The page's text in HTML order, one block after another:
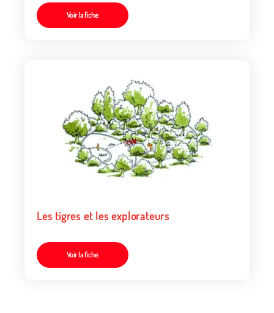
Voir la fiche
Les tigres et les explorateurs
Voir la fiche